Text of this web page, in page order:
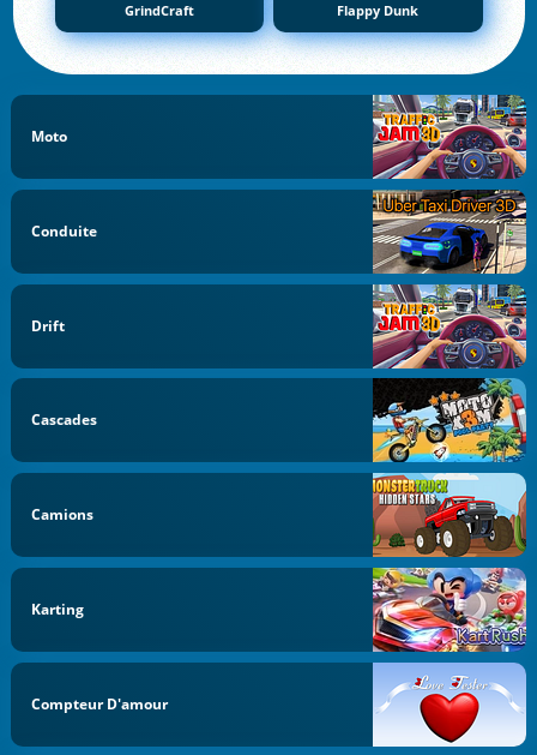
GrindCraft Flappy Dunk
Moto
Conduite
Drift
Cascades
Camions
Karting
Compteur D'amour